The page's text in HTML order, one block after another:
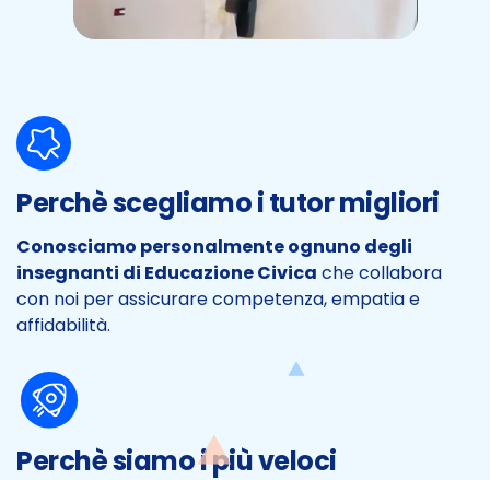
Perchè scegliamo i tutor migliori
Conosciamo personalmente ognuno degli
insegnanti di Educazione Civica che collabora
con noi per assicurare competenza, empatia e
affidabilità.
Perchè siamo i più veloci